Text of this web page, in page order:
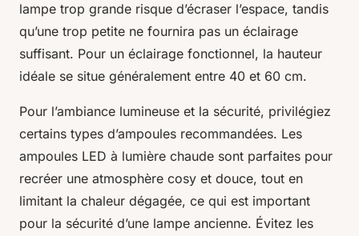
lampe trop grande risque d’écraser l’espace, tandis
qu’une trop petite ne fournira pas un éclairage
suffisant. Pour un éclairage fonctionnel, la hauteur
idéale se situe généralement entre 40 et 60 cm.
Pour l’ambiance lumineuse et la sécurité, privilégiez
certains types d’ampoules recommandées. Les
ampoules LED à lumière chaude sont parfaites pour
recréer une atmosphère cosy et douce, tout en
limitant la chaleur dégagée, ce qui est important
pour la sécurité d’une lampe ancienne. Évitez les